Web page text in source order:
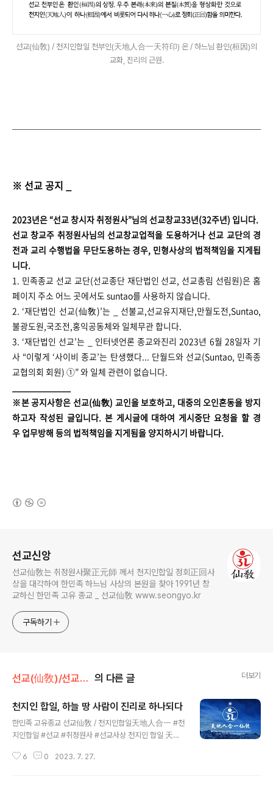
선교(仙敎) / 천지인합일 천부인(天地人合一天符印) 온 / 하느님 환인(桓因)의
교화, 진리의 근원.
※ 선교 공지 _
2023년은 “선교 창시자 취정원사”님의 선교창교33년(32주년) 입니다.
선교 창교주 취정원사님의 선교창교업적을 도용하거나 선교 교단의 경
전과 교리 수행법을 무단도용하는 경우, 민형사상의 법적책임을 지게됩
니다.
1. 민족종교 선교 교단(선교종단 재단법인 선교, 선교총림 선림원)은 홈
페이지 주소 어느 곳에서도 suntao를 사용하지 않습니다.
2. ‘재단법인 선교(仙敎)’는 _ 선불교,선교유지재단,만월도전,Suntao,
불광도원,국조전,홍익공동체와 일체무관 합니다.
3. ‘재단법인 선교’는 _ 인터넷언론 종교와진리 2023년 6월 28일자 기
사 “이렇게 ‘사이비 종교’는 탄생했다... 단월드와 선교(Suntao, 민족종
교협의회 회원) ①” 와 일체 관련이 없습니다.
※본 공지사항은 선교(仙敎) 교인을 보호하고, 대중의 오인혼동을 방지
하고자 작성된 글입니다. 본 게시글에 대하여 게시중단 요청을 할 경
우 업무방해 등의 법적책임을 지게됨을 양지하시기 바랍니다.
선교신앙
선교仙敎는 취정원사聚正元師 께서 천지인합일 정회正回사
상을 대각하여 한민족 하느님 사상의 본원을 찾아 1991년 창
교하신 한민족 고유 종교 _ 선교仙敎 www.seongyo.kr
구독하기
선교(仙敎)/선교수행 의 다른 글 더보기
천지인 합일, 하늘 땅 사람이 진리로 하나되다
한민족 고유종교 선교仙敎 / 천지인합일天地人合一 #천
지인합일 #선교 #취정원사 #선교사상 천지인 합일 天地
한 선교 교조 박광의(朴光義) 취정원사(聚正元師)님의
6 0 2023. 7. 27.